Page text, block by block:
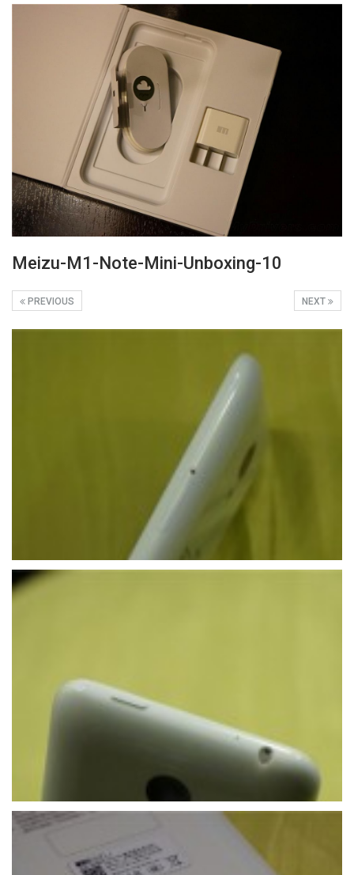
Meizu-M1-Note-Mini-Unboxing-10
NEXT
PREVIOUS